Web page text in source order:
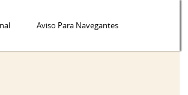
Aviso Para Navegantes